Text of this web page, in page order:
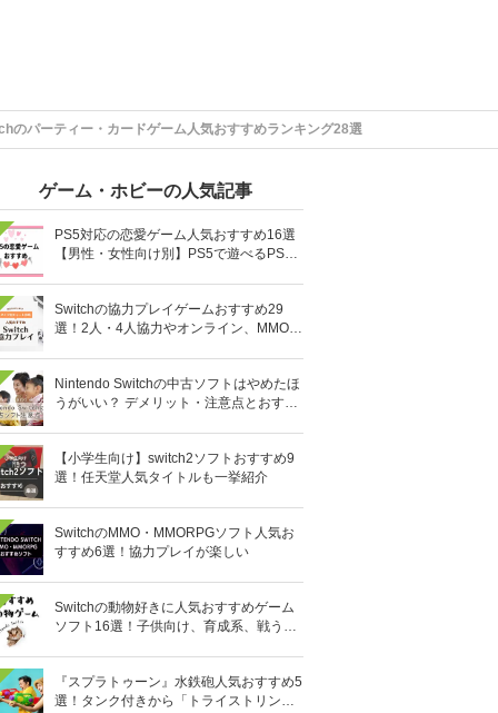
のパーティー・カードゲーム人気おすすめランキング28選
ゲーム・ホビーの人気記事
PS5対応の恋愛ゲーム人気おすすめ16選
【男性・女性向け別】PS5で遊べるPS4
Switchの協力プレイゲームおすすめ29
選！2人・4人協力やオンライン、MMOR
Nintendo Switchの中古ソフトはやめたほ
うがいい？ デメリット・注意点とおすす
【小学生向け】switch2ソフトおすすめ9
選！任天堂人気タイトルも一挙紹介
SwitchのMMO・MMORPGソフト人気お
すすめ6選！協力プレイが楽しい
Switchの動物好きに人気おすすめゲーム
ソフト16選！子供向け、育成系、戦う格
『スプラトゥーン』水鉄砲人気おすすめ5
選！タンク付きから「トライストリンガ